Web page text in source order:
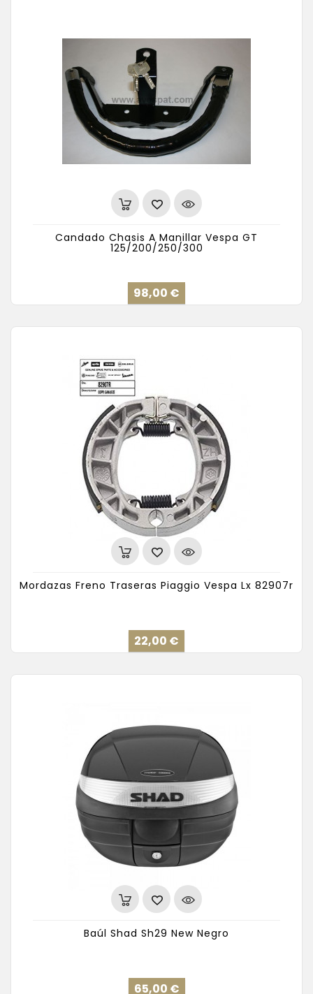
Candado Chasis A Manillar Vespa GT
125/200/250/300
98,00 €
Mordazas Freno Traseras Piaggio Vespa Lx 82907r
22,00 €
Baúl Shad Sh29 New Negro
65,00 €